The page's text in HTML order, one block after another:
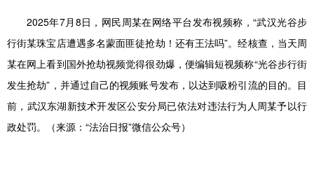
2025年7月8日，网民周某在网络平台发布视频称，“武汉光谷步
行街某珠宝店遭遇多名蒙面匪徒抢劫！还有王法吗”。经核查，当天周
某在网上看到国外抢劫视频觉得很劲爆，便编辑短视频称“光谷步行街
发生抢劫”，并通过自己的视频账号发布，以达到吸粉引流的目的。目
前，武汉东湖新技术开发区公安分局已依法对违法行为人周某予以行
政处罚。（来源：“法治日报”微信公众号）